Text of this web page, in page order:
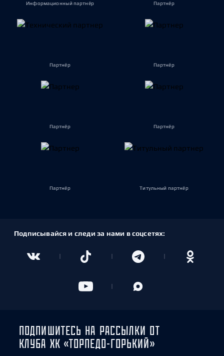
Информационный партнёр Партнёр
Партнёр Партнёр
Партнёр Партнёр
Партнёр Титульный партнёр
Подписывайся и следи за нами в соцсетях:
ПОДПИШИТЕСЬ НА РАССЫЛКИ ОТ
КЛУБА ХК «ТОРПЕДО-ГОРЬКИЙ»